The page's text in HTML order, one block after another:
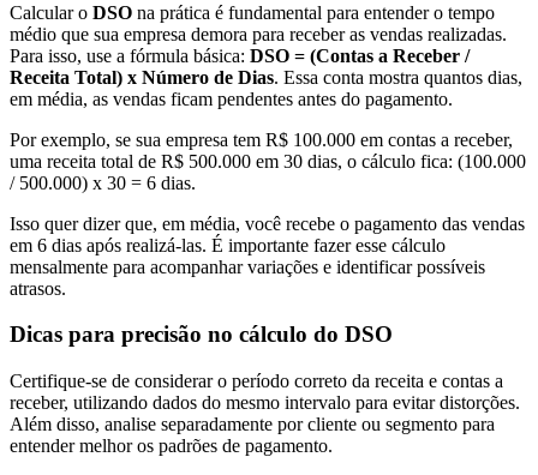
Calcular o DSO na prática é fundamental para entender o tempo
médio que sua empresa demora para receber as vendas realizadas.
Para isso, use a fórmula básica: DSO = (Contas a Receber /
Receita Total) x Número de Dias. Essa conta mostra quantos dias,
em média, as vendas ficam pendentes antes do pagamento.
Por exemplo, se sua empresa tem R$ 100.000 em contas a receber,
uma receita total de R$ 500.000 em 30 dias, o cálculo fica: (100.000
/ 500.000) x 30 = 6 dias.
Isso quer dizer que, em média, você recebe o pagamento das vendas
em 6 dias após realizá-las. É importante fazer esse cálculo
mensalmente para acompanhar variações e identificar possíveis
atrasos.
Dicas para precisão no cálculo do DSO
Certifique-se de considerar o período correto da receita e contas a
receber, utilizando dados do mesmo intervalo para evitar distorções.
Além disso, analise separadamente por cliente ou segmento para
entender melhor os padrões de pagamento.